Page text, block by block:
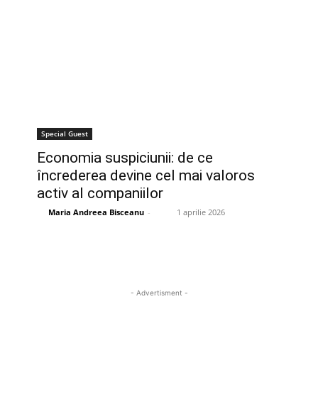
Special Guest
Economia suspiciunii: de ce
încrederea devine cel mai valoros
activ al companiilor
Maria Andreea Bisceanu - 1 aprilie 2026
- Advertisment -